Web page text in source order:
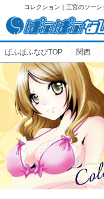
コレクション｜三宮のツーショッ
ぱふぱふなびTOP 関西